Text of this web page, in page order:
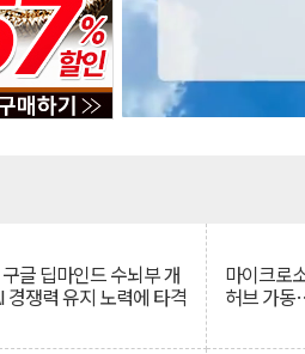
글 딥마인드 수뇌부 개
쟁력 유지 노력에 타격
마이크로
허브 가동